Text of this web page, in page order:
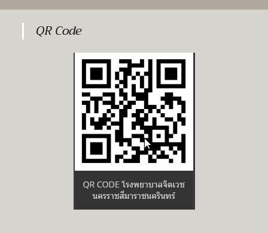
คนไข้
๑
อัตรา,
พนักงาน
ขับ
รถยนต์
จำนวน
อัตรา
พ.ศ.๒๕๖๘
คน
ไทย
ชาว
ต่าง
ชาติ
QR Code